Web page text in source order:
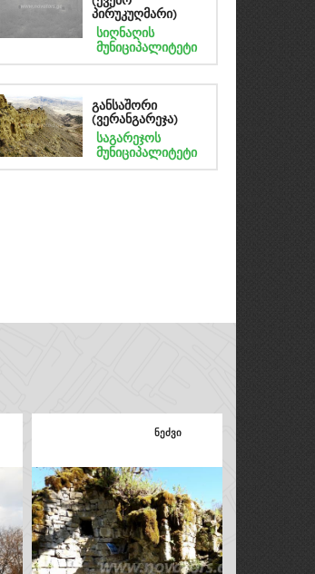
პირუკუღმარი)
სიღნაღის
მუნიციპალიტეტი
განსაშორი
(ვერანგარეჯა)
საგარეჯოს
მუნიციპალიტეტი
ჰუჯაბი